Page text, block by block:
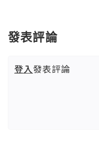
發表評論
登入發表評論